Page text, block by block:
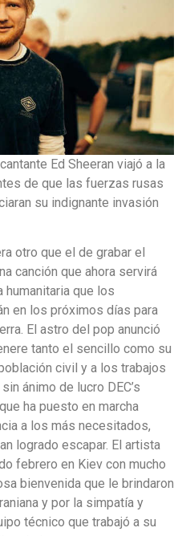
Ed Sheeran viajó a la
de que las fuerzas rusas
su indignante invasión
otro que el de grabar el
canción que ahora servirá
humanitaria que los
en los próximos días para
El astro del pop anunció
tanto el sencillo como su
civil y a los trabajos
ánimo de lucro DEC’s
ha puesto en marcha
a los más necesitados,
logrado escapar. El artista
febrero en Kiev con mucho
bienvenida que le brindaron
y por la simpatía y
técnico que trabajó a su